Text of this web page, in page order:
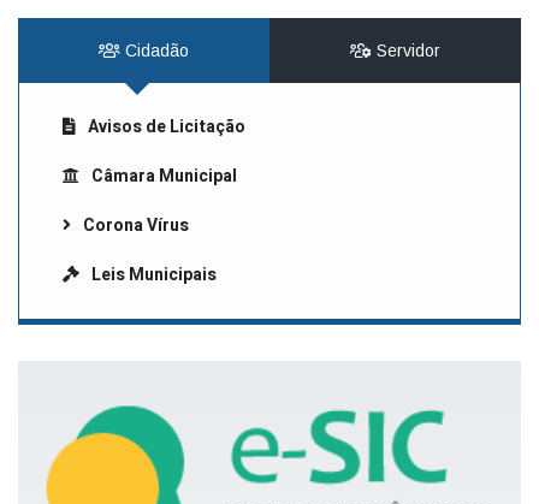
Cidadão Servidor
Avisos de Licitação
Câmara Municipal
Corona Vírus
Leis Municipais